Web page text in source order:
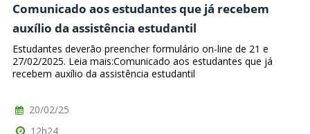
Comunicado aos estudantes que já recebem
auxílio da assistência estudantil
Estudantes deverão preencher formulário on-line de 21 e
27/02/2025. Leia mais:Comunicado aos estudantes que já
recebem auxílio da assistência estudantil
20/02/25
12h24